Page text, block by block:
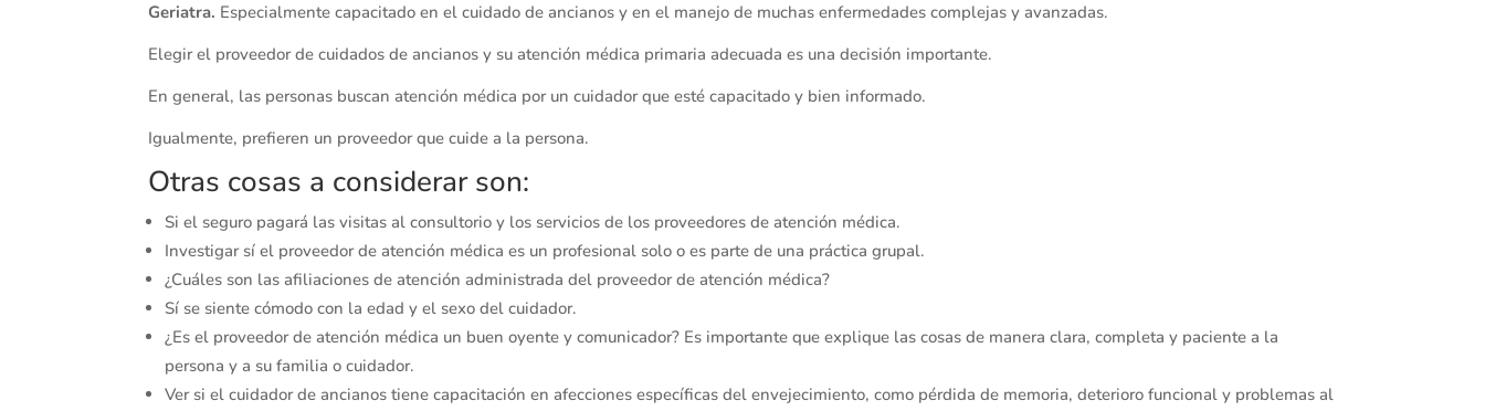
Geriatra. Especialmente capacitado en el cuidado de ancianos y en el manejo de muchas enfermedades complejas y avanzadas.
Elegir el proveedor de cuidados de ancianos y su atención médica primaria adecuada es una decisión importante.
En general, las personas buscan atención médica por un cuidador que esté capacitado y bien informado.
Igualmente, prefieren un proveedor que cuide a la persona.
Otras cosas a considerar son:
Si el seguro pagará las visitas al consultorio y los servicios de los proveedores de atención médica.
Investigar sí el proveedor de atención médica es un profesional solo o es parte de una práctica grupal.
¿Cuáles son las afiliaciones de atención administrada del proveedor de atención médica?
Sí se siente cómodo con la edad y el sexo del cuidador.
¿Es el proveedor de atención médica un buen oyente y comunicador? Es importante que explique las cosas de manera clara, completa y paciente a la
persona y a su familia o cuidador.
Ver si el cuidador de ancianos tiene capacitación en afecciones específicas del envejecimiento, como pérdida de memoria, deterioro funcional y problemas al